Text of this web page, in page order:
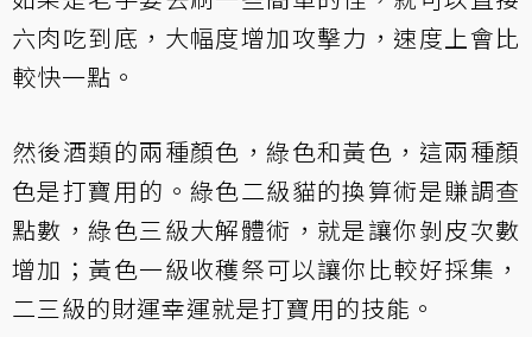
六肉吃到底，大幅度增加攻擊力，速度上會比
較快一點。
然後酒類的兩種顏色，綠色和黃色，這兩種顏
色是打寶用的。綠色二級貓的換算術是賺調查
點數，綠色三級大解體術，就是讓你剝皮次數
增加；黃色一級收穫祭可以讓你比較好採集，
二三級的財運幸運就是打寶用的技能。